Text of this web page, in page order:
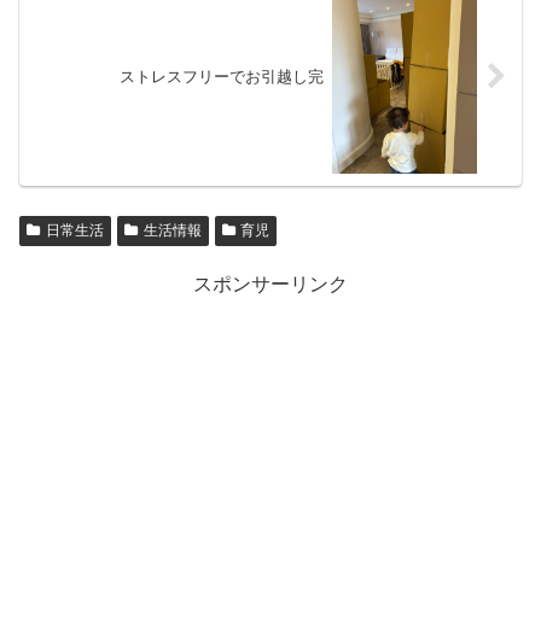
ストレスフリーでお引越し完
日常生活 生活情報 育児
スポンサーリンク